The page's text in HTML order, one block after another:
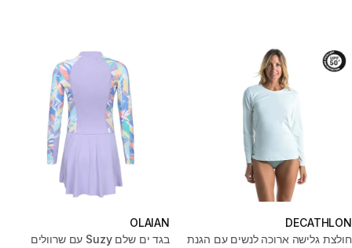
DECATHLON
חולצת גלישה ארוכה לנשים עם הגנת
OLAIAN
בגד ים שלם Suzy עם שרוולים